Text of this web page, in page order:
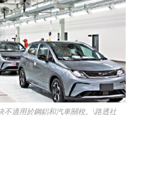
適用於鋼鋁和汽車關稅。\路透社